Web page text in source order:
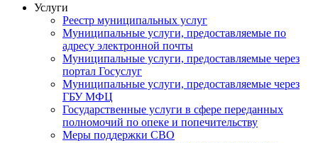
Услуги
Реестр муниципальных услуг
Муниципальные услуги, предоставляемые по
адресу электронной почты
Муниципальные услуги, предоставляемые через
портал Госуслуг
Муниципальные услуги, предоставляемые через
ГБУ МФЦ
Государственные услуги в сфере переданных
полномочий по опеке и попечительству
Меры поддержки СВО